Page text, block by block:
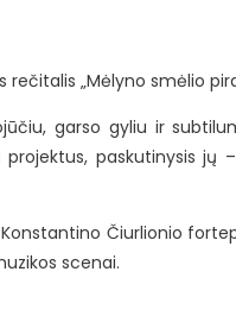
„Mėlyno smėlio
garso gyliu ir
projektus, paskutinysis jų
Čiurlionio
scenai.